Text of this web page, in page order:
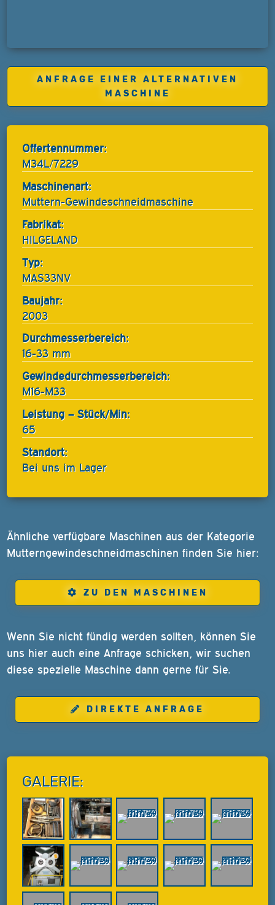
ANFRAGE EINER ALTERNATIVEN
MASCHINE
Offertennummer:
M34L/7229
Maschinenart:
Muttern-Gewindeschneidmaschine
Fabrikat:
HILGELAND
Typ:
MAS33NV
Baujahr:
2003
Durchmesserbereich:
16-33 mm
Gewindedurchmesserbereich:
M16-M33
Leistung – Stück/Min:
65
Standort:
Bei uns im Lager
Ähnliche verfügbare Maschinen aus der Kategorie
Mutterngewindeschneidmaschinen finden Sie hier:
ZU DEN MASCHINEN
Wenn Sie nicht fündig werden sollten, können Sie
uns hier auch eine Anfrage schicken, wir suchen
diese spezielle Maschine dann gerne für Sie.
DIREKTE ANFRAGE
GALERIE: